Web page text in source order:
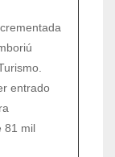
entrado
81 mil